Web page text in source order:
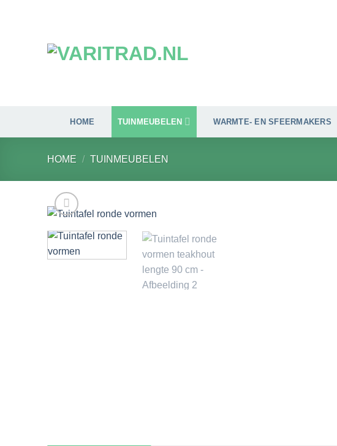
HOME TUINMEUBELEN WARMTE- EN SFEERMAKERS
HOME / TUINMEUBELEN